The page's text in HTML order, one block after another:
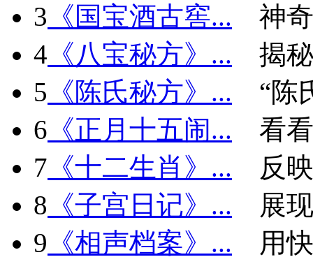
3 《国宝酒古窖...
神
4 《八宝秘方》...
揭
5 《陈氏秘方》...
“陈
6 《正月十五闹...
看
7 《十二生肖》...
反
8 《子宫日记》...
展
9 《相声档案》...
用